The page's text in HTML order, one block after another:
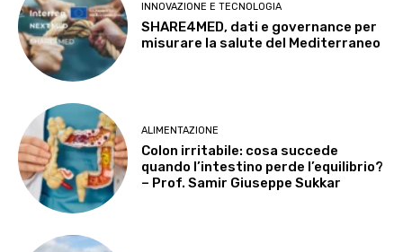
INNOVAZIONE E TECNOLOGIA
SHARE4MED, dati e governance per
misurare la salute del Mediterraneo
ALIMENTAZIONE
Colon irritabile: cosa succede
quando l’intestino perde l’equilibrio?
– Prof. Samir Giuseppe Sukkar